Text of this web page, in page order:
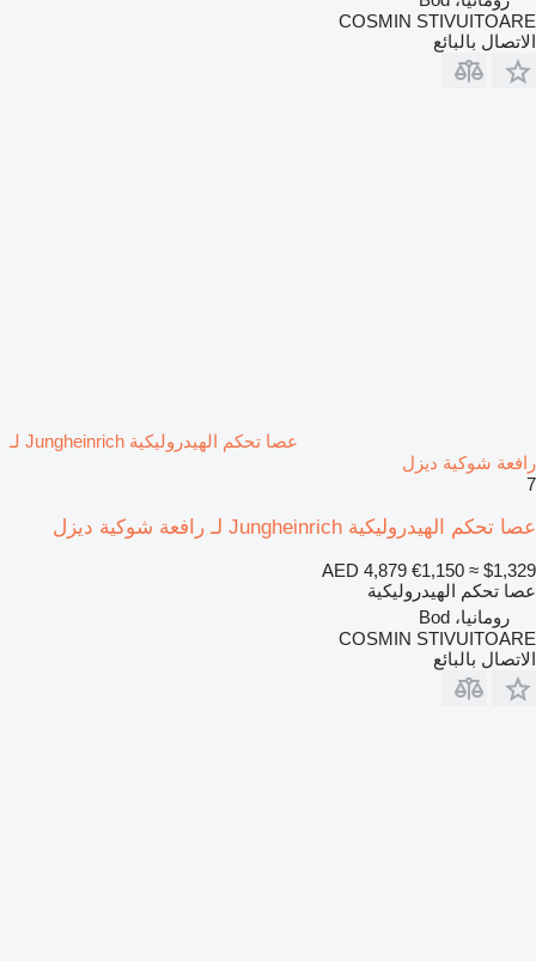
COSMIN STIVUITOARE
الاتصال بالبائع
عصا تحكم الهيدروليكية Jungheinrich لـ
رافعة شوكية ديزل
7
عصا تحكم الهيدروليكية Jungheinrich لـ رافعة شوكية ديزل
AED 4,879 €1,150 ≈ $1,329
عصا تحكم الهيدروليكية
رومانيا، Bod
COSMIN STIVUITOARE
الاتصال بالبائع